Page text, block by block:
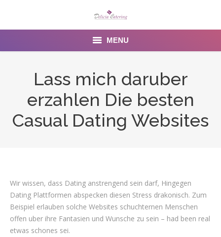
MENU
Contact Us
Lass mich daruber
erzahlen Die besten
Casual Dating Websites
Wir wissen, dass Dating anstrengend sein darf, Hingegen
Dating Plattformen abspecken diesen Stress drakonisch. Zum
Beispiel erlauben solche Websites schuchternen Menschen
offen uber ihre Fantasien und Wunsche zu sein – had been real
etwas schones sei.